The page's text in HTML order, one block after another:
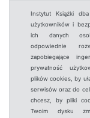
Instytut Książki
użytkowników i
ich danych
odpowiednie
zapobiegające
prywatność
plików cookies, by
serwisów oraz do
chcesz, by pliki
Twoim dysku